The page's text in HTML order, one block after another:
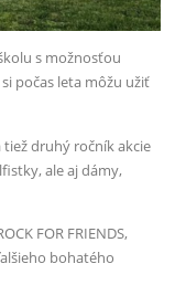
s možnosťou
počas leta môžu užiť
tiež druhý ročník akcie
ale aj dámy,
FOR FRIENDS,
bohatého